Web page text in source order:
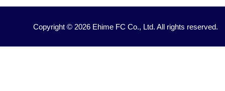
Copyright © 2026 Ehime FC Co., Ltd. All rights reserved.